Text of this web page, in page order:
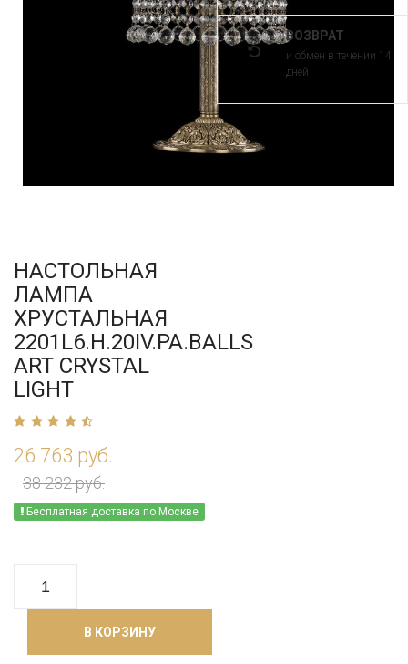
НАСТОЛЬНАЯ
ЛАМПА
ХРУСТАЛЬНАЯ
2201L6.H.20IV.PA.BALLS
ART CRYSTAL
LIGHT
26 763 руб.
38 232 руб.
Бесплатная доставка по Москве
В КОРЗИНУ
ВОЗВРАТ
и обмен в течении 14
дней